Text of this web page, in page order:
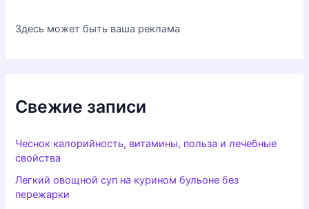
Здесь может быть ваша реклама
Свежие записи
Чеснок калорийность, витамины, польза и лечебные
свойства
Легкий овощной суп на курином бульоне без
пережарки